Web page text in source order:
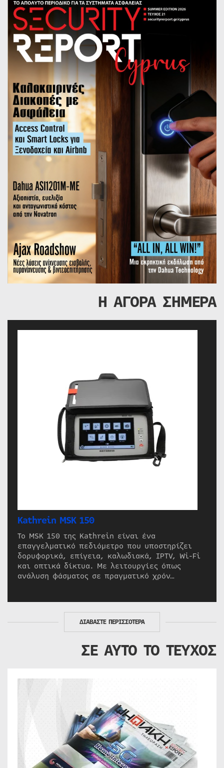
Η ΑΓΟΡΑ ΣΗΜΕΡΑ
Kathrein MSK 150
Το MSK 150 της Kathrein είναι ένα
επαγγελματικό πεδιόμετρο που υποστηρίζει
δορυφορικά, επίγεια, καλωδιακά, IPTV, Wi-Fi
και οπτικά δίκτυα. Με λειτουργίες όπως
ανάλυση φάσματος σε πραγματικό χρόν…
ΔΙΑΒΑΣΤΕ ΠΕΡΙΣΣΟΤΕΡΑ
ΣΕ ΑΥΤΟ ΤΟ ΤΕΥΧΟΣ